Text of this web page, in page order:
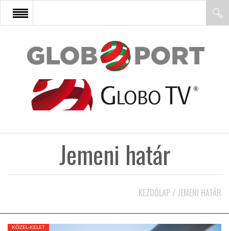
FŐOLDAL
AFRIKA
Jemeni határ
KEZDŐLAP / JEMENI HATÁR
KÖZEL-KELET